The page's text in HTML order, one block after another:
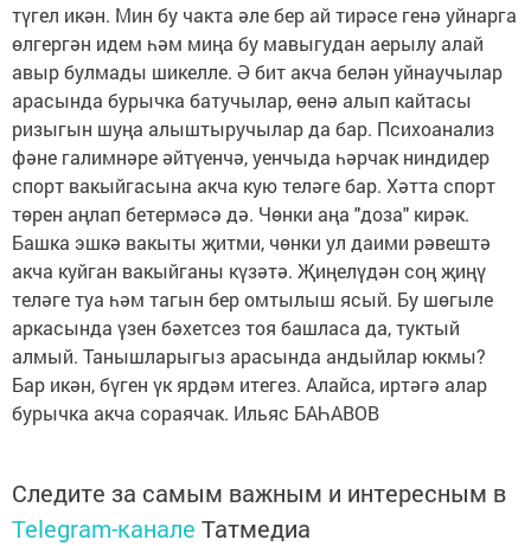
түгел икән. Мин бу чакта әле бер ай тирәсе генә уйнарга
өлгергән идем һәм миңа бу мавыгудан аерылу алай
авыр булмады шикелле. Ә бит акча белән уйнаучылар
арасында бурычка батучылар, өенә алып кайтасы
ризыгын шуңа алыштыручылар да бар. Психоанализ
фәне галимнәре әйтүенчә, уенчыда һәрчак ниндидер
спорт вакыйгасына акча кую теләге бар. Хәтта спорт
төрен аңлап бетермәсә дә. Чөнки аңа "доза" кирәк.
Башка эшкә вакыты җитми, чөнки ул даими рәвештә
акча куйган вакыйганы күзәтә. Җиңелүдән соң җиңү
теләге туа һәм тагын бер омтылыш ясый. Бу шөгыле
аркасында үзен бәхетсез тоя башласа да, туктый
алмый. Танышларыгыз арасында андыйлар юкмы?
Бар икән, бүген үк ярдәм итегез. Алайса, иртәгә алар
бурычка акча сораячак. Ильяс БАҺАВОВ
Следите за самым важным и интересным в
Telegram-канале Татмедиа